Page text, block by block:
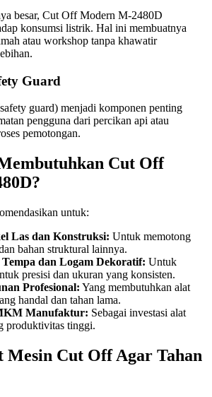
besar, Cut Off Modern M-2480D
konsumsi listrik. Hal ini membuatnya
atau workshop tanpa khawatir
Guard
guard) menjadi komponen penting
pengguna dari percikan api atau
pemotongan.
Cut Off
untuk:
Las dan Konstruksi: Untuk memotong
bahan struktural lainnya.
dan Logam Dekoratif: Untuk
presisi dan ukuran yang konsisten.
Profesional: Yang membutuhkan alat
handal dan tahan lama.
Manufaktur: Sebagai investasi alat
produktivitas tinggi.
Mesin Cut Off Agar Tahan